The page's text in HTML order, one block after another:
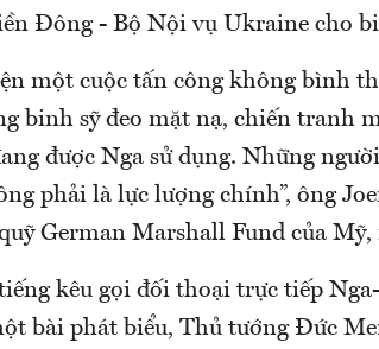
Đông - Bộ Nội vụ Ukraine cho
một cuộc tấn công không bình
binh sỹ đeo mặt nạ, chiến tranh
được Nga sử dụng. Những
phải là lực lượng chính”, ông
German Marshall Fund của
kêu gọi đối thoại trực tiếp
bài phát biểu, Thủ tướng Đức